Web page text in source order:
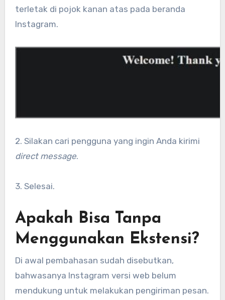
terletak di pojok kanan atas pada beranda
Instagram.
2. Silakan cari pengguna yang ingin Anda kirimi
direct message.
3. Selesai.
Apakah Bisa Tanpa
Menggunakan Ekstensi?
Di awal pembahasan sudah disebutkan,
bahwasanya Instagram versi web belum
mendukung untuk melakukan pengiriman pesan.